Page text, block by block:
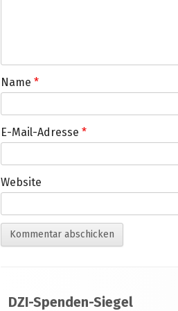
Name *
E-Mail-Adresse *
Website
Inhalt
DZI-Spenden-Siegel